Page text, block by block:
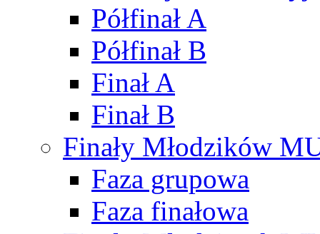
Półfinał A
Półfinał B
Finał A
Finał B
Finały Młodzików
Faza grupowa
Faza finałowa